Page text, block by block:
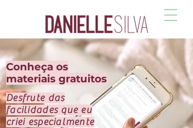
Conheça os
materiais gratuitos
Desfrute das
facilidades que eu
criei especialmente